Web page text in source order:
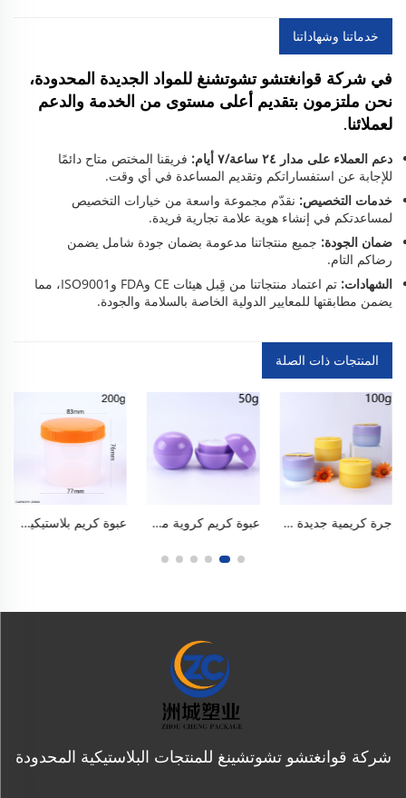
خدماتنا وشهاداتنا
في شركة قوانغتشو تشوتشنغ للمواد الجديدة المحدودة،
نحن ملتزمون بتقديم أعلى مستوى من الخدمة والدعم
لعملائنا.
دعم العملاء على مدار ٢٤ ساعة/٧ أيام:
فريقنا المختص متاح دائمًا
للإجابة عن استفساراتكم وتقديم المساعدة في أي وقت.
خدمات التخصيص: نقدّم مجموعة واسعة من خيارات التخصيص
لمساعدتكم في إنشاء هوية علامة تجارية فريدة.
ضمان الجودة: جميع منتجاتنا مدعومة بضمان جودة شامل يضمن
رضاكم التام.
الشهادات:
تم اعتماد منتجاتنا من قِبل هيئات CE وFDA وISO9001، مما
يضمن مطابقتها للمعايير الدولية الخاصة بالسلامة والجودة.
المنتجات ذات الصلة
جرة كريمية جديدة من البولي بروبلين (PP) بسعة ١٠٠ غرام / ٣ أونصة، زجاجة بلسم تنظيف دائري القاعدة مع ملعقة مغناطيسية، جسم أزرق مطحون، غطاء بنفسجي على شكل حلوى ماكرون ومكشطة صفراء. مصنوعة من مادة آمنة للاستخدام الغذائي وخالية من مادة البيسفينول أ (BPA)، ذات فتحة عريضة محكمة الإغلاق ومنيعة للتسرب، وتحتوي على موضع مدمج للملعقة، وقابلة لإعادة الاستخدام ومتينة. للكريمات الوجهية. عبوة كريم كروية من البولي بروبيلين سعة ٥٠ غرام / ١٫٧ أونصة، عبوة لامعة بلون أرجواني يشبه حلوى الماكرون، مزودة بسدادة داخلية وغطاء. عبوة ذات فتحة واسعة مصنوعة من مواد آمنة للاستخدام الغذائي وخالية من مادة البيسفينول أ (BPA)، محكمة الإغلاق تمامًا ومنع التسرب، ومضادة للأكسدة، قابلة لإعادة الاستخدام، متينة ومقاومة للكسر. مناسبة لكريم العيون وكريم الوجه وقناع الشفاه ومنتجات العناية بالبشرة، ومناسبة للسفر. عبوة كريم بلاستيكية بسعة ٢٠٠ غرام / ٧ أونصة، ذات فتحة واسعة مصنوعة من مادة البولي بروبلين (PP)، عبوة فارغة قابلة لإعادة التعبئة ومزودة بغطاء لولبي مقاوم للانزلاق، آمنة للاستخدام الغذائي وخالية من مادة البيسفينول أ (BPA)، غير قابلة للتسرب، متوفرة بعدة ألوان، يمكن إعادة استخدامها لتعبئة أقنعة الطين، فازلين، كريم اليدين، لوشن الجسم، منتجات العناية بالبشرة، والاستخدام اليومي في المنزل أو أثناء السفر أو في صالونات التجميل.
شركة قوانغتشو تشوتشينغ للمنتجات البلاستيكية المحدودة